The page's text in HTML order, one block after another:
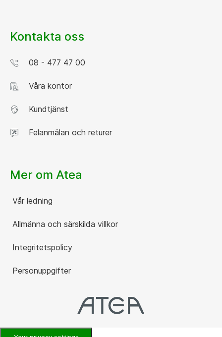
Kontakta oss
08 - 477 47 00
Våra kontor
Kundtjänst
Felanmälan och returer
Mer om Atea
Vår ledning
Allmänna och särskilda villkor
Integritetspolicy
Personuppgifter